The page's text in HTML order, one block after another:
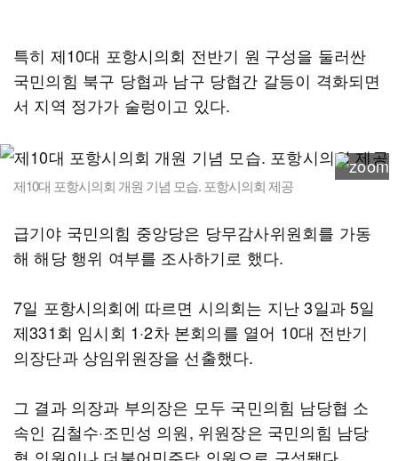
특히 제10대 포항시의회 전반기 원 구성을 둘러싼
국민의힘 북구 당협과 남구 당협간 갈등이 격화되면
서 지역 정가가 술렁이고 있다.
제10대 포항시의회 개원 기념 모습. 포항시의회 제공
급기야 국민의힘 중앙당은 당무감사위원회를 가동
해 해당 행위 여부를 조사하기로 했다.
7일 포항시의회에 따르면 시의회는 지난 3일과 5일
제331회 임시회 1·2차 본회의를 열어 10대 전반기
의장단과 상임위원장을 선출했다.
그 결과 의장과 부의장은 모두 국민의힘 남당협 소
속인 김철수·조민성 의원, 위원장은 국민의힘 남당